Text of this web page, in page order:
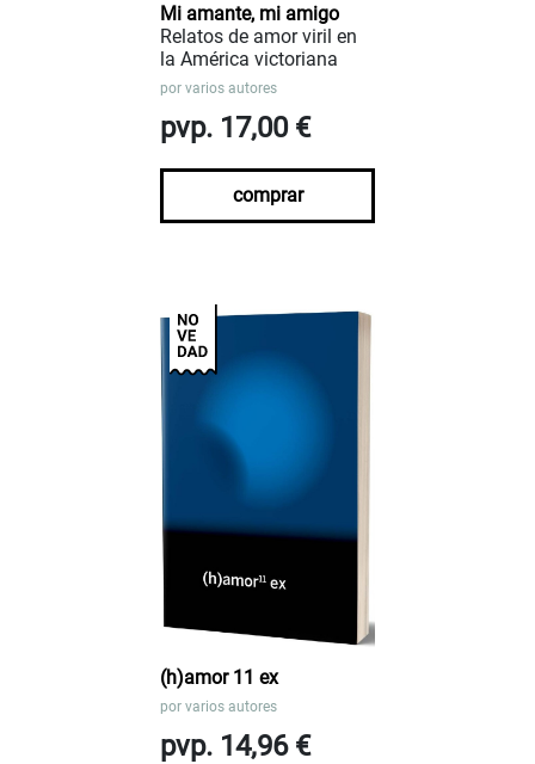
Mi amante, mi amigo
Relatos de amor viril en
la América victoriana
por varios autores
pvp. 17,00 €
comprar
(h)amor 11 ex
por varios autores
pvp. 14,96 €